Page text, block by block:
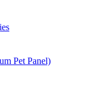
Pet Panel)